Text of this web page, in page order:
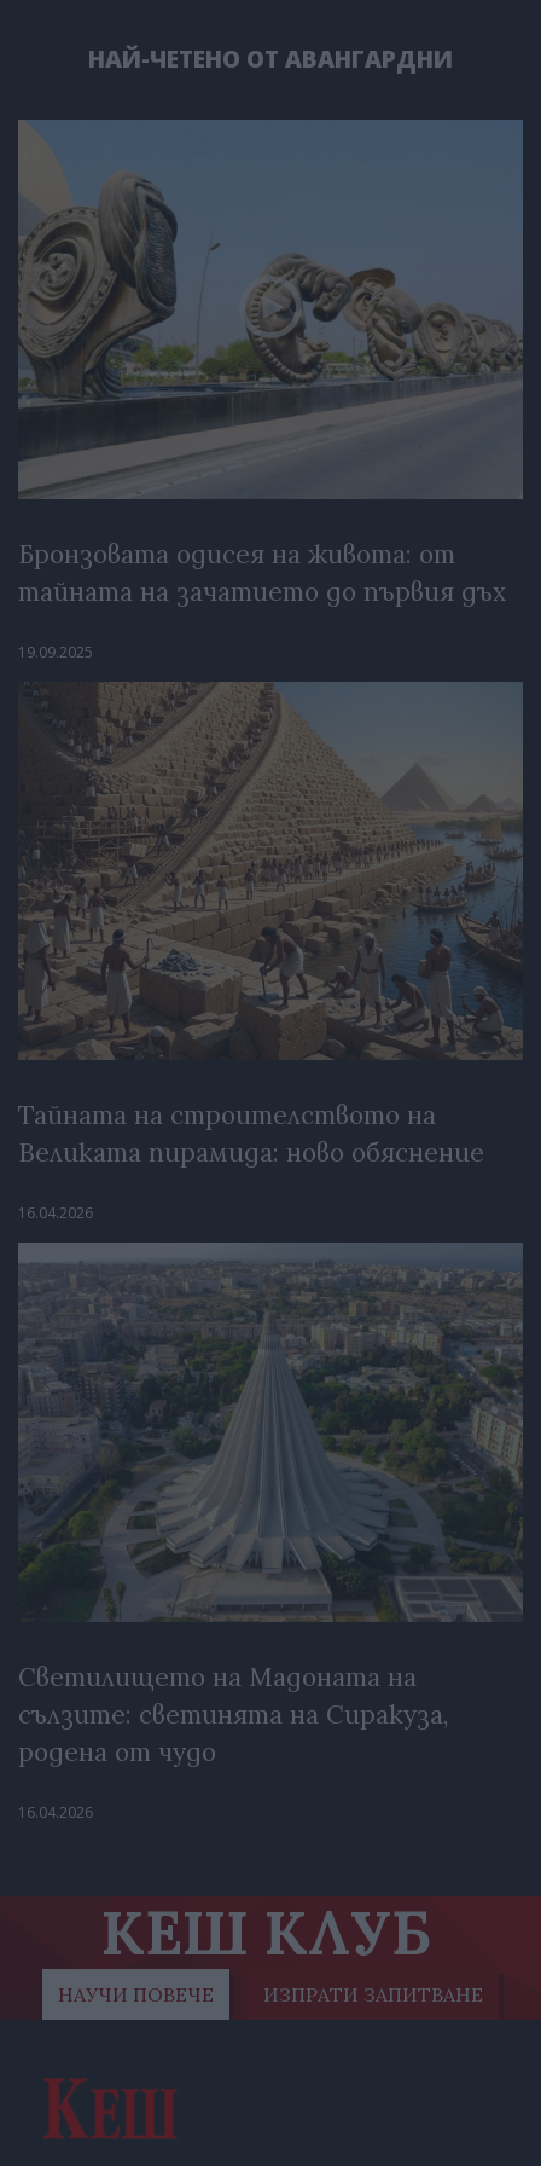
НАЙ-ЧЕТЕНО ОТ АВАНГАРДНИ
Бронзовата одисея на живота: от
тайната на зачатието до първия дъх
19.09.2025
Тайната на строителството на
Великата пирамида: ново обяснение
16.04.2026
Светилището на Мадоната на
сълзите: светинята на Сиракуза,
родена от чудо
16.04.2026
КЕШ КЛУБ
НАУЧИ ПОВЕЧЕ ИЗПРАТИ ЗАПИТВАНЕ